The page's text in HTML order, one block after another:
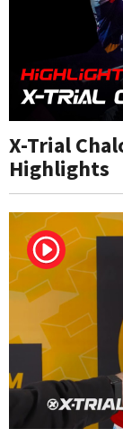
X-Trial
Highlights